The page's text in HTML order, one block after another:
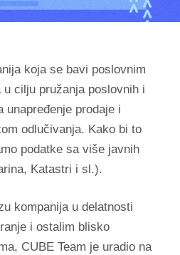
koja se bavi poslovnim
u cilju pružanja poslovnih i
prodaje i
odlučivanja. Kako bi to
podatke sa više javnih
Katastri i sl.).
kompanija u delatnosti
i ostalim blisko
CUBE Team je uradio na